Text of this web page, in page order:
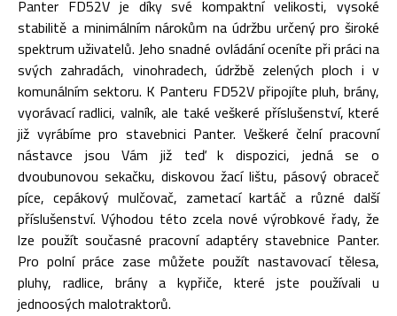
Panter FD52V je díky své kompaktní velikosti, vysoké
stabilitě a minimálním nárokům na údržbu určený pro široké
spektrum uživatelů. Jeho snadné ovládání oceníte při práci na
svých zahradách, vinohradech, údržbě zelených ploch i v
komunálním sektoru. K Panteru FD52V připojíte pluh, brány,
vyorávací radlici, valník, ale také veškeré příslušenství, které
již vyrábíme pro stavebnici Panter. Veškeré čelní pracovní
nástavce jsou Vám již teď k dispozici, jedná se o
dvoubunovou sekačku, diskovou žací lištu, pásový obraceč
píce, cepákový mulčovač, zametací kartáč a různé další
příslušenství. Výhodou této zcela nové výrobkové řady, že
lze použít současné pracovní adaptéry stavebnice Panter.
Pro polní práce zase můžete použít nastavovací tělesa,
pluhy, radlice, brány a kypřiče, které jste používali u
jednoosých malotraktorů.